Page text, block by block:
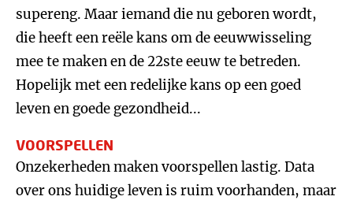
supereng. Maar iemand die nu geboren wordt,
die heeft een reële kans om de eeuwwisseling
mee te maken en de 22ste eeuw te betreden.
Hopelijk met een redelijke kans op een goed
leven en goede gezondheid...
VOORSPELLEN
Onzekerheden maken voorspellen lastig. Data
over ons huidige leven is ruim voorhanden, maar